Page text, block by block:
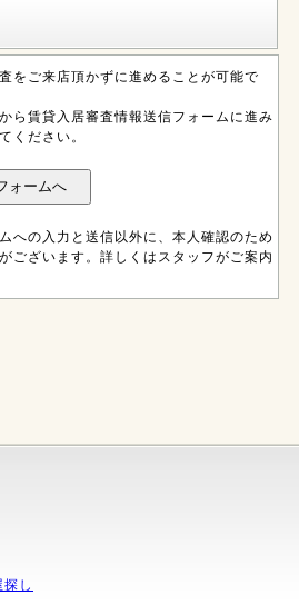
をご来店頂かずに進めることが可能で
ら賃貸入居審査情報送信フォームに進み
ください。
への入力と送信以外に、本人確認のため
ございます。詳しくはスタッフがご案内
し